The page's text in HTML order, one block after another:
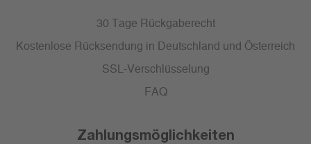
30 Tage Rückgaberecht
Kostenlose Rücksendung in Deutschland und Österreich
SSL-Verschlüsselung
FAQ
Zahlungsmöglichkeiten